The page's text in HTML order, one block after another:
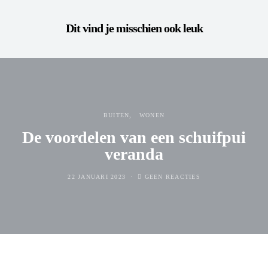
Dit vind je misschien ook leuk
BUITEN WONEN
De voordelen van een schuifpui
veranda
22 JANUARI 2023 GEEN REACTIES